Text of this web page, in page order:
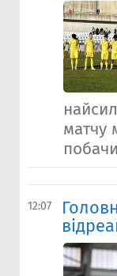
матчу
12:07